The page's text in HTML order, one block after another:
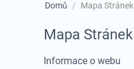
Domů / Mapa Stránek
Mapa Stránek
Informace o webu